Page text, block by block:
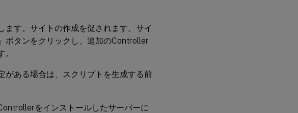
す。サイトの作成を促されます。サイ
ボタンをクリックし、追加のController
がある場合は、スクリプトを生成する前
をインストールしたサーバーに